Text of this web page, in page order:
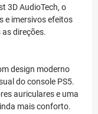
3D AudioTech, o
e imersivos efeitos
direções.
design moderno
do console PS5.
auriculares e uma
mais conforto.